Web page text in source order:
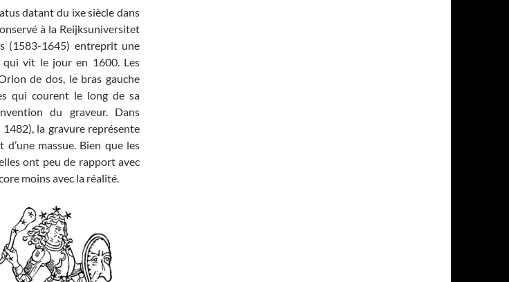
datant du ixe siècle dans
à la Reijksuniversitet
(1583-1645) entreprit une
qui vit le jour en 1600. Les
de dos, le bras gauche
qui courent le long de sa
du graveur. Dans
1482), la gravure représente
massue. Bien que les
ont peu de rapport avec
moins avec la réalité.